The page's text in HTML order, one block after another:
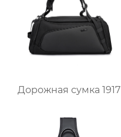
Дорожная сумка 1917